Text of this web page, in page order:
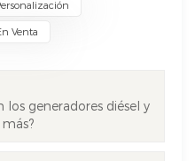
Venta
los generadores diésel y